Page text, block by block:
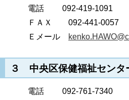
電話 092-419-1091
ＦＡＸ 092-441-0057
Ｅメール
３ 中央区保健福祉セン
電話 092-761-7340